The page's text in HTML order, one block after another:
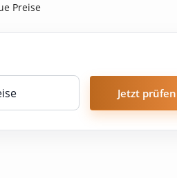
Preise
Jetzt prüfen